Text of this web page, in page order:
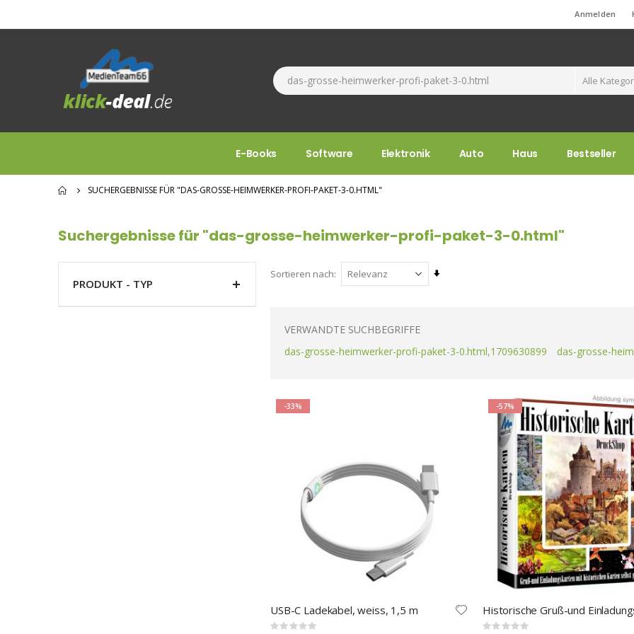
Anmelden
E-Books Software Elektronik Auto Haus Bestseller
SUCHERGEBNISSE FÜR "DAS-GROSSE-HEIMWERKER-PROFI-PAKET-3-0.HTML"
Suchergebnisse für "das-grosse-heimwerker-profi-paket-3-0.html"
Sortieren nach
Aufsteigend
VERWANDTE SUCHBEGRIFFE
das-grosse-heimwerker-profi-paket-3-0.html,1709630899
das-grosse-
-33%
USB-C Ladekabel, weiss, 1,5 m
Rating:
-57%
Rating:
PRODUKT - TYP